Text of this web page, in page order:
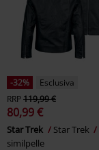
-32%
Esclusiva
RRP119,99 €
80,99 €
Star Trek Star Trek
similpelle